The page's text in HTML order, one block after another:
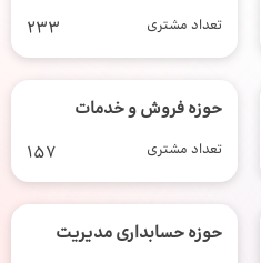
تعداد مشتری 233
حوزه فروش و خدمات
تعداد مشتری 157
حوزه حسابداری مدیریت